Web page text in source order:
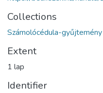
Collections
Számolócédula-gyűjtemény
Extent
1 lap
Identifier